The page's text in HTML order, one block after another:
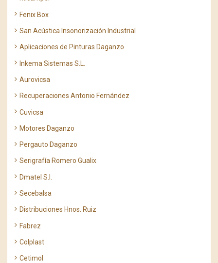
Fenix Box
San Acústica Insonorización Industrial
Aplicaciones de Pinturas Daganzo
Inkema Sistemas S.L.
Aurovicsa
Recuperaciones Antonio Fernández
Cuvicsa
Motores Daganzo
Pergauto Daganzo
Serigrafía Romero Gualix
Dmatel S.l.
Secebalsa
Distribuciones Hnos. Ruiz
Fabrez
Colplast
Cetimol